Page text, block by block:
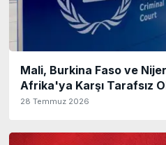
Mali, Burkina Faso ve
Afrika'ya Karşı Tarafsız
28 Temmuz 2026